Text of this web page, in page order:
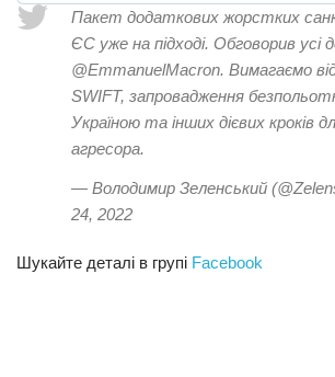
Пакет додаткових жорстких
ЄС уже на підході. Обговорив усі
@EmmanuelMacron. Вимагаємо
SWIFT, запровадження
Україною та інших дієвих кроків
агресора.
— Володимир Зеленський
24, 2022
Шукайте деталі в групі Facebook